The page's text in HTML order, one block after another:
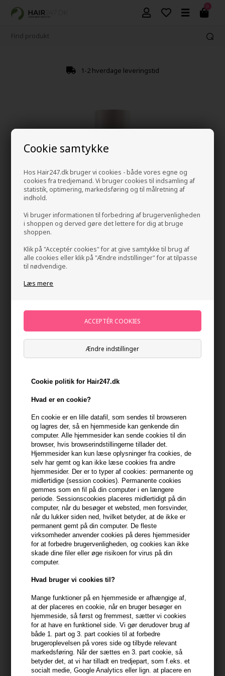
Cookie samtykke
Hos Hair247.dk bruger vi cookies - både vores egne og
cookies fra tredjemand. Vi bruger cookies til indsamling af
statistik, optimering, markedsføring og til målretning af
indhold.
Vi bruger informationen til forbedring af brugervenligheden
i shoppen og derved gøre det lettere for dig at bruge
shoppen.
Klik på "Acceptér cookies" for at give samtykke til brug af
alle cookies eller klik på "Ændre indstillinger" for at tilpasse
til nødvendige.
Læs mere
Ændre indstillinger
Cookie politik for Hair247.dk
Hvad er en cookie?
En cookie er en lille datafil, som sendes til browseren
og lagres der, så en hjemmeside kan genkende din
computer. Alle hjemmesider kan sende cookies til din
browser, hvis browserindstillingerne tillader det.
Hjemmesider kan kun læse oplysninger fra cookies, de
selv har gemt og kan ikke læse cookies fra andre
hjemmesider. Der er to typer af cookies: permanente og
midlertidige (session cookies). Permanente cookies
gemmes som en fil på din computer i en længere
periode. Sessionscookies placeres midlertidigt på din
computer, når du besøger et websted, men forsvinder,
når du lukker siden ned, hvilket betyder, at de ikke er
permanent gemt på din computer. De fleste
virksomheder anvender cookies på deres hjemmesider
for at forbedre brugervenligheden, og cookies kan ikke
skade dine filer eller øge risikoen for virus på din
computer.
Hvad bruger vi cookies til?
Mange funktioner på en hjemmeside er afhængige af,
at der placeres en cookie, når en bruger besøger en
hjemmeside, så først og fremmest, sætter vi cookies
for at have en funktionel side. Vi gør derudover brug af
både 1. part og 3. part cookies til at forbedre
brugeroplevelsen på vores side og tilbyde relevant
markedsføring. Når der sættes en 3. part cookie, så
betyder det, at vi har tilladt en tredjepart, som f.eks. et
socialt medie, Google Analytics eller lign. at placere en
0
1-2 hverdage leveringstid
GLYNT BREEZE Smoothing Spray 200ml
159,00DKK
På lager - Leveringstid 1-2 dage
Du får 8 DKK til dit næste køb når du køber denne vare -
min konto
399,10 DKK FRA GRATIS FRAGT 399.1 DKK
Beskrivelse Anmeldelser Fabrikant
GLYNT BREEZE Smoothing Spray 200ml er en sofistikeret hårspray,
der effektivt modvirker krus og efterlader håret med en strålende
finish. Den beskytter håret mod varme fra stylingredskaber, hvilket
gør den ideel til daglig brug.
Egenskaber
- Anti-frizz formel, der mindsker krus og statisk elektricitet
- Beskytter håret mod varme fra stylingredskaber
- Giver et let hold for et stilfuldt og glat udseende
- Vegansk produkt uden animalske ingredienser
- Passer til alle hårtyper, særligt effektiv til bølget og kraftigt hår
Anvendelse